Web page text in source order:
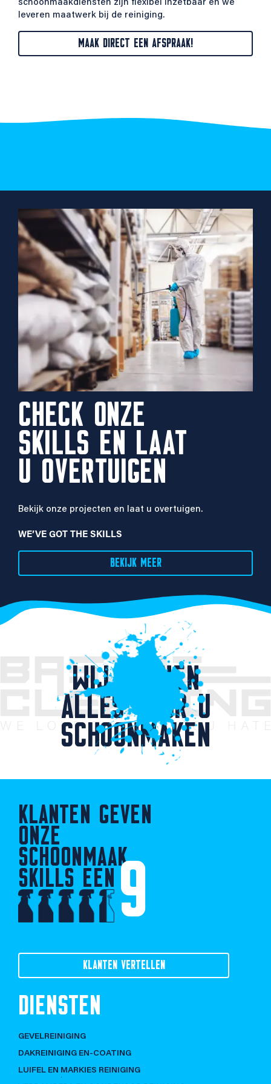
schoonmaakdiensten zijn flexibel inzetbaar en we
leveren maatwerk bij de reiniging.
MAAK DIRECT EEN AFSPRAAK!
CHECK ONZE
SKILLS EN LAAT
U OVERTUIGEN
Bekijk onze projecten en laat u overtuigen.
WE’VE GOT THE SKILLS
BEKIJK MEER
WIJ KUNNEN
ALLES VOOR U
SCHOONMAKEN
KLANTEN GEVEN
ONZE
SCHOONMAAK
SKILLS EEN 9
KLANTEN VERTELLEN
DIENSTEN
GEVELREINIGING
DAKREINIGING EN-COATING
LUIFEL EN MARKIES REINIGING